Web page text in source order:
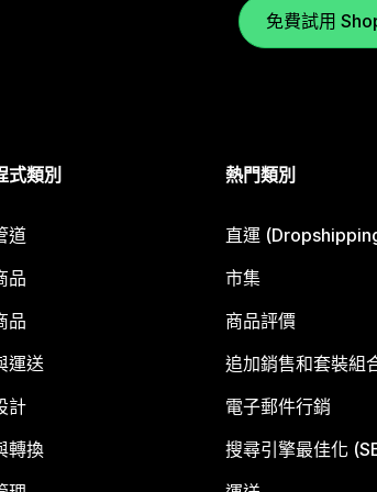
免費試用
式類別
道
品
品
運送
計
轉換
熱門類別
直運
市集
商品評價
追加銷售和套裝組
電子郵件行銷
搜尋引擎最佳化